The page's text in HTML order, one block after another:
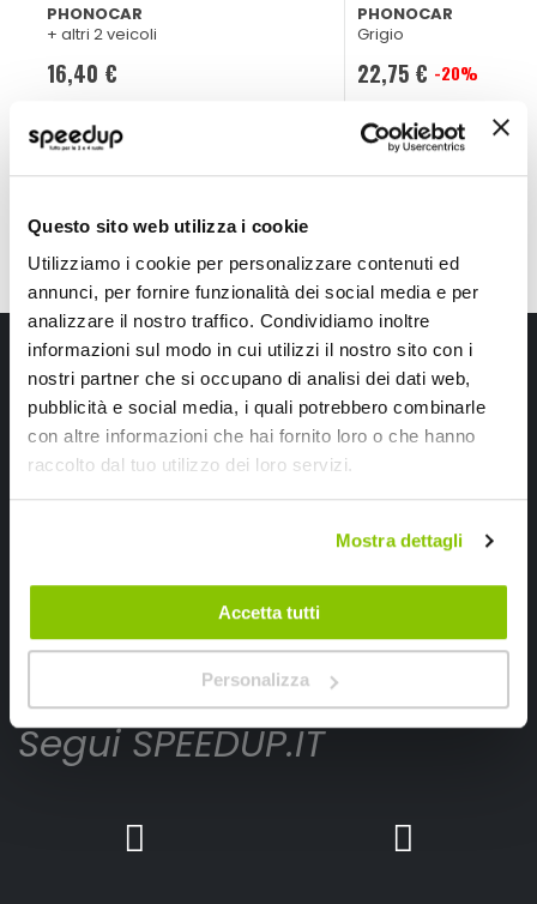
Questo sito web utilizza i cookie
Utilizziamo i cookie per personalizzare contenuti ed
annunci, per fornire funzionalità dei social media e per
analizzare il nostro traffico. Condividiamo inoltre
informazioni sul modo in cui utilizzi il nostro sito con i
nostri partner che si occupano di analisi dei dati web,
pubblicità e social media, i quali potrebbero combinarle
con altre informazioni che hai fornito loro o che hanno
raccolto dal tuo utilizzo dei loro servizi.
Mostra dettagli
Accetta tutti
Personalizza
PHONOCAR
+ altri 2 veicoli
16,40 €
PHONOCAR
Grigio
Prezzo
22,75 € -20%
Iscriviti alla newsletter Speedup
Ricevi subito uno sconto del 10% per il tuo primo acquisto online!
Iscrivimi
Segui SPEEDUP.IT